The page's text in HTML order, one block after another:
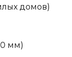
домов)
мм)